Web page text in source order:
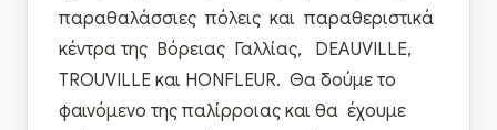
παραθαλάσσιες πόλεις και παραθεριστικά
κέντρα της Βόρειας Γαλλίας, DEAUVILLE,
TROUVILLE και HONFLEUR. Θα δούμε το
φαινόμενο της παλίρροιας και θα έχουμε